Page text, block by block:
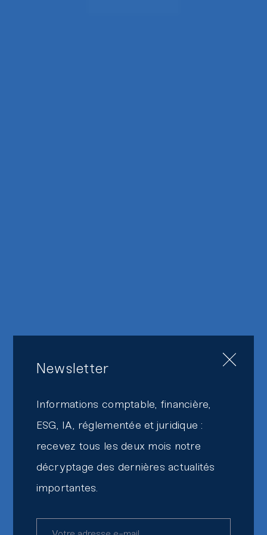
Newsletter
Informations comptable, financière,
ESG, IA, réglementée et juridique :
recevez tous les deux mois notre
décryptage des dernières actualités
importantes.